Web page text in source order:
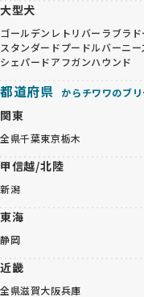
大型犬
ゴールデンレトリバー ラブラ
スタンダードプードルバーニ
シェパードアフガンハウンド
都道府県 からチワワのブ
関東
全県千葉東京栃木
甲信越/北陸
新潟
東海
静岡
近畿
全県滋賀大阪兵庫